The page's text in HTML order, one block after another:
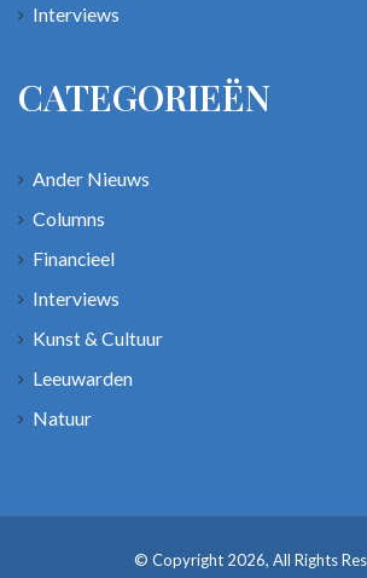
Interviews
CATEGORIEËN
Ander Nieuws
Columns
Financieel
Interviews
Kunst & Cultuur
Leeuwarden
Natuur
© Copyright 2026, All Rights